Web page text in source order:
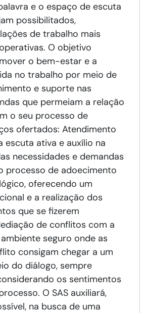
e o espaço de escuta
possibilitados,
de trabalho mais
O objetivo
o bem-estar e a
no trabalho por meio de
e suporte nas
que permeiam a relação
o seu processo de
ofertados: Atendimento
escuta ativa e auxílio na
necessidades e demandas
processo de adoecimento
oferecendo um
e a realização dos
que se fizerem
de conflitos com a
seguro onde as
consigam chegar a um
do diálogo, sempre
os sentimentos
O SAS auxiliará,
na busca de uma